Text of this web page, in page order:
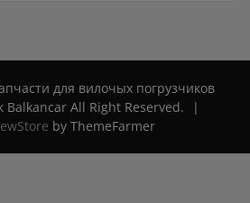
для вилочых погрузчиков
Balkancar All Right Reserved.
|
by ThemeFarmer